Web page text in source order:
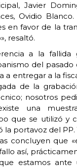
Javier
Ovidio Blanco.
en favor de la
resaltó.
a la fallida
del pasado
a entregar a la
de la
nosotros
una
que se utilizó y
la portavoz del PP.
concluyen que
así,
que estamos